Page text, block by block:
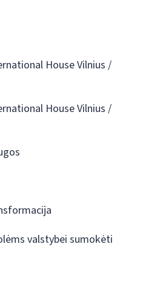
House Vilnius /
House Vilnius /
valstybei sumokėti